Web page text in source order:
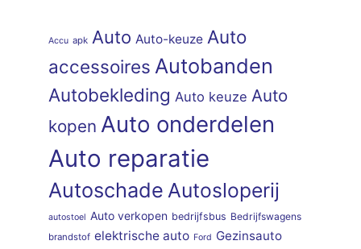
Accu apk Auto Auto-keuze Auto
accessoires Autobanden
Autobekleding Auto keuze Auto
kopen Auto onderdelen
Auto reparatie
Autoschade Autosloperij
autostoel Auto verkopen bedrijfsbus Bedrijfswagens
brandstof elektrische auto Ford Gezinsauto